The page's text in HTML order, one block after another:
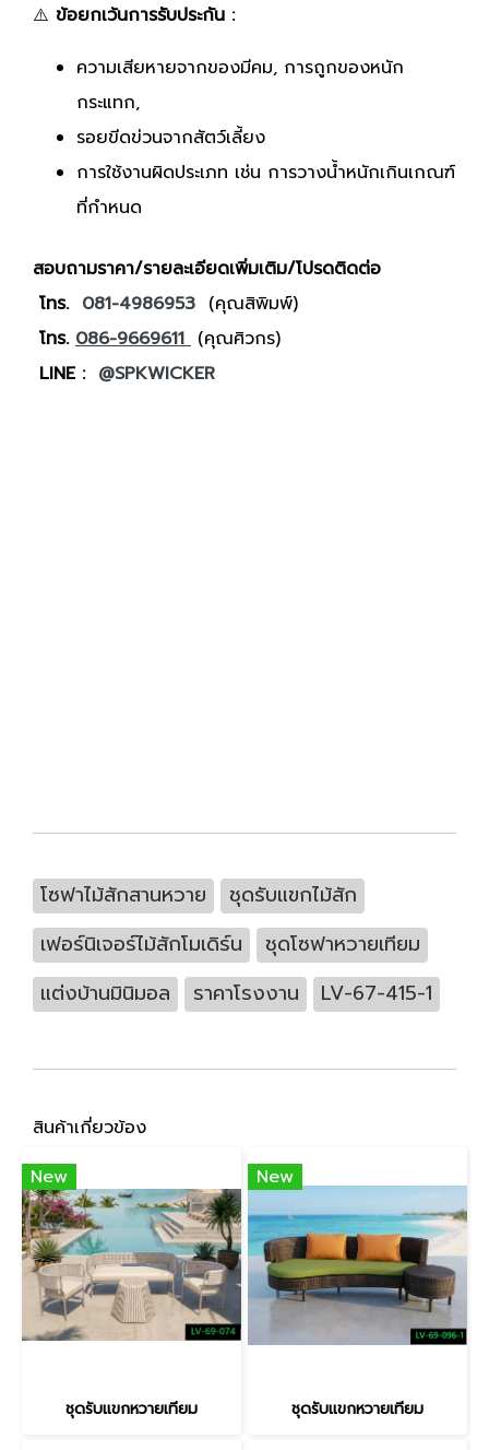
⚠️ ข้อยกเว้นการรับประกัน :
ความเสียหายจากของมีคม, การถูกของหนัก
กระแทก,
รอยขีดข่วนจากสัตว์เลี้ยง
การใช้งานผิดประเภท เช่น การวางน้ำหนักเกินเกณฑ์
ที่กำหนด
สอบถามราคา/รายละเอียดเพิ่มเติม/โปรดติดต่อ
โทร. 081-4986953 (คุณสิพิมพ์)
โทร. 086-9669611 (คุณศิวกร)
LINE : @SPKWICKER
โซฟาไม้สักสานหวาย
ชุดรับแขกไม้สัก
เฟอร์นิเจอร์ไม้สักโมเดิร์น
ชุดโซฟาหวายเทียม
แต่งบ้านมินิมอล
ราคาโรงงาน LV-67-415-1
สินค้าเกี่ยวข้อง
New
ชุดรับแขกหวายเทียม
New
ชุดรับแขกหวายเทียม